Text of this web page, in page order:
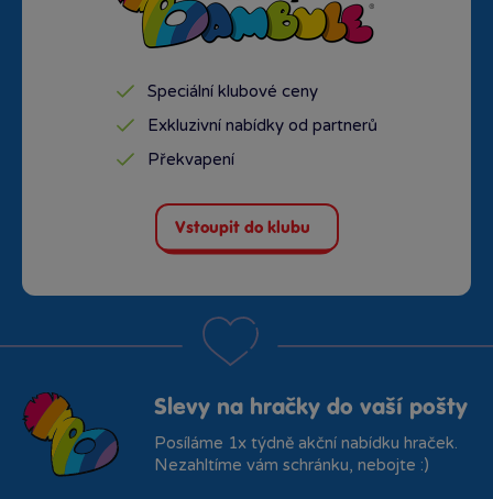
Speciální klubové ceny
Exkluzivní nabídky od partnerů
Překvapení
Vstoupit do klubu
Slevy na hračky do vaší pošty
Posíláme 1x týdně akční nabídku hraček.
Nezahltíme vám schránku, nebojte :)